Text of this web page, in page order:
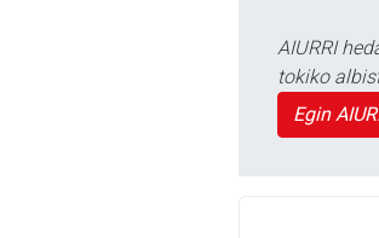
AIURRI
tokiko
Egin